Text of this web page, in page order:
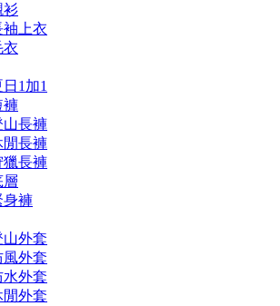
衫
袖上衣
衣
日1加1
褲
山長褲
閒長褲
獵長褲
層
身褲
山外套
風外套
水外套
閒外套